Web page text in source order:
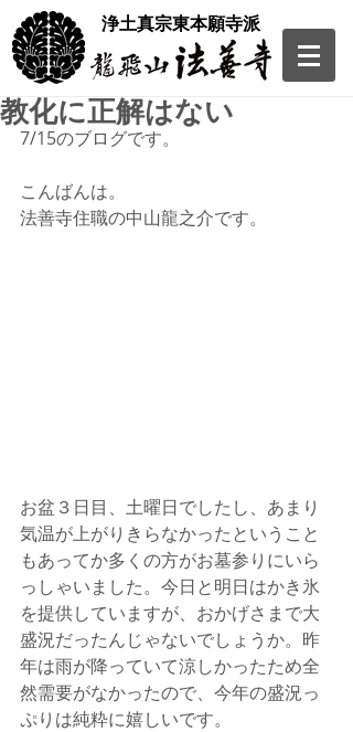
​浄土真宗東本願寺派
教化に正解はない
7/15のブログです。
こんばんは。
法善寺住職の中山龍之介です。
お盆３日目、土曜日でしたし、あまり
気温が上がりきらなかったということ
もあってか多くの方がお墓参りにいら
っしゃいました。今日と明日はかき氷
を提供していますが、おかげさまで大
盛況だったんじゃないでしょうか。昨
年は雨が降っていて涼しかったため全
然需要がなかったので、今年の盛況っ
ぷりは純粋に嬉しいです。